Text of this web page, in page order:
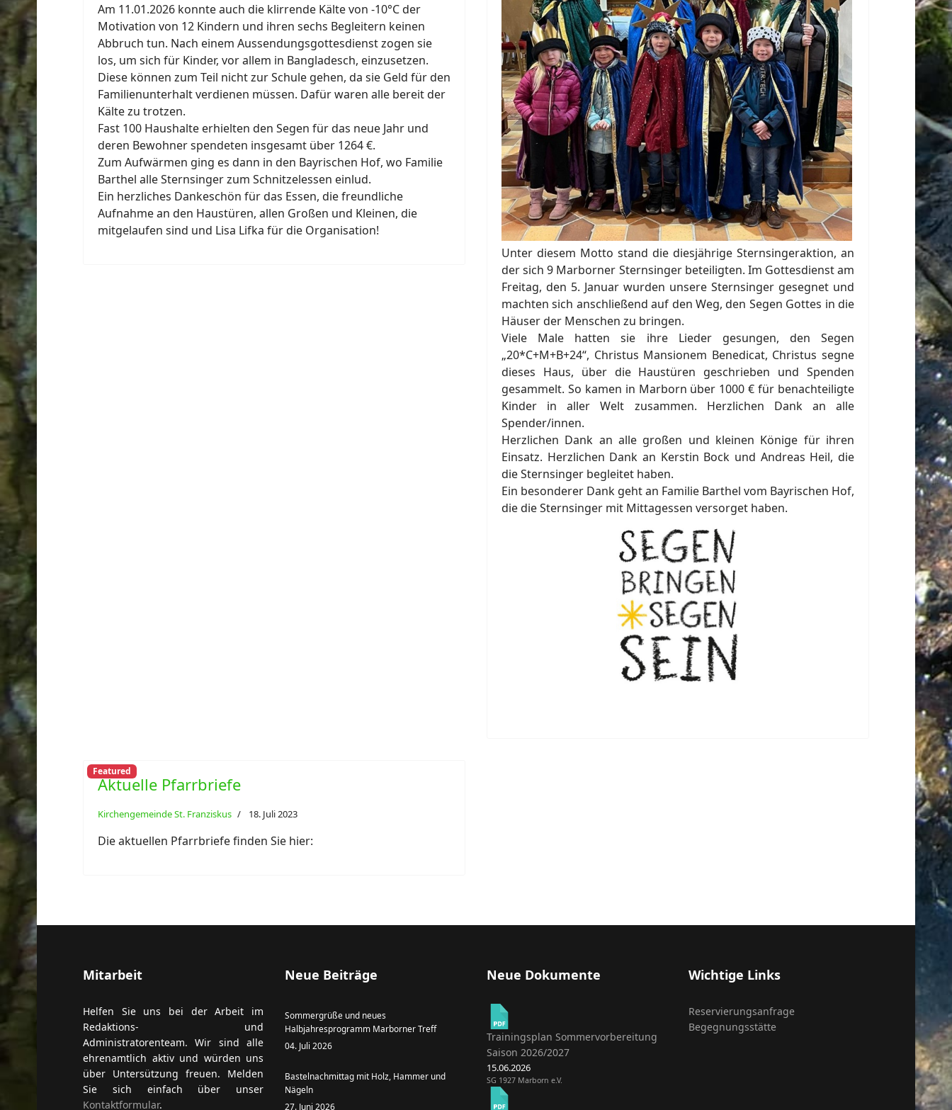
Am 11.01.2026 konnte auch die klirrende Kälte von -10°C der
Motivation von 12 Kindern und ihren sechs Begleitern keinen
Abbruch tun. Nach einem Aussendungsgottesdienst zogen sie
los, um sich für Kinder, vor allem in Bangladesch, einzusetzen.
Diese können zum Teil nicht zur Schule gehen, da sie Geld für den
Familienunterhalt verdienen müssen. Dafür waren alle bereit der
Kälte zu trotzen.
Fast 100 Haushalte erhielten den Segen für das neue Jahr und
deren Bewohner spendeten insgesamt über 1264 €.
Zum Aufwärmen ging es dann in den Bayrischen Hof, wo Familie
Barthel alle Sternsinger zum Schnitzelessen einlud.
Ein herzliches Dankeschön für das Essen, die freundliche
Aufnahme an den Haustüren, allen Großen und Kleinen, die
mitgelaufen sind und Lisa Lifka für die Organisation!
Unter diesem Motto stand die diesjährige Sternsingeraktion, an
der sich 9 Marborner Sternsinger beteiligten. Im Gottesdienst am
Freitag, den 5. Januar wurden unsere Sternsinger gesegnet und
machten sich anschließend auf den Weg, den Segen Gottes in die
Häuser der Menschen zu bringen.
Viele Male hatten sie ihre Lieder gesungen, den Segen
„20*C+M+B+24“, Christus Mansionem Benedicat, Christus segne
dieses Haus, über die Haustüren geschrieben und Spenden
gesammelt. So kamen in Marborn über 1000 € für benachteiligte
Kinder in aller Welt zusammen. Herzlichen Dank an alle
Spender/innen.
Herzlichen Dank an alle großen und kleinen Könige für ihren
Einsatz. Herzlichen Dank an Kerstin Bock und Andreas Heil, die
die Sternsinger begleitet haben.
Ein besonderer Dank geht an Familie Barthel vom Bayrischen Hof,
die die Sternsinger mit Mittagessen versorget haben.
Featured
Aktuelle Pfarrbriefe
Kirchengemeinde St. Franziskus 18. Juli 2023
Die aktuellen Pfarrbriefe finden Sie hier:
Mitarbeit
Helfen Sie uns bei der Arbeit im
Redaktions- und
Administratorenteam. Wir sind alle
ehrenamtlich aktiv und würden uns
über Untersützung freuen. Melden
Sie sich einfach über unser
Kontaktformular.
Neue Beiträge
Sommergrüße und neues
Halbjahresprogramm Marborner Treff
04. Juli 2026
Bastelnachmittag mit Holz, Hammer und
Nägeln
27. Juni 2026
Neue Dokumente
Trainingsplan Sommervorbereitung
Saison 2026/2027
15.06.2026
SG 1927 Marborn e.V.
Wichtige Links
Reservierungsanfrage
Begegnungsstätte